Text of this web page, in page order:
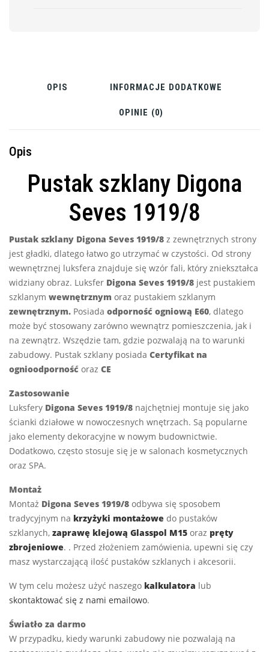
OPIS INFORMACJE DODATKOWE
OPINIE (0)
Opis
Pustak szklany Digona
Seves 1919/8
Pustak szklany Digona Seves 1919/8 z zewnętrznych strony
jest gładki, dlatego łatwo go utrzymać w czystości. Od strony
wewnętrznej luksfera znajduje się wzór fali, który zniekształca
widziany obraz. Luksfer Digona Seves 1919/8 jest pustakiem
szklanym wewnętrznym oraz pustakiem szklanym
zewnętrznym. Posiada odporność ogniową E60, dlatego
może być stosowany zarówno wewnątrz pomieszczenia, jak i
na zewnątrz. Wszędzie tam, gdzie pozwalają na to warunki
zabudowy. Pustak szklany posiada Certyfikat na
ognioodporność oraz CE
Zastosowanie
Luksfery Digona Seves 1919/8 najchętniej montuje się jako
ścianki działowe w nowoczesnych wnętrzach. Są popularne
jako elementy dekoracyjne w nowym budownictwie.
Dodatkowo, często stosuje się je w salonach kosmetycznych
oraz SPA.
Montaż
Montaż Digona Seves 1919/8 odbywa się sposobem
tradycyjnym na krzyżyki montażowe do pustaków
szklanych, zaprawę klejową Glasspol M15 oraz pręty
zbrojeniowe. . Przed złożeniem zamówienia, upewni się czy
masz wystarczającą ilość pustaków szklanych i akcesorii.
W tym celu możesz użyć naszego kalkulatora lub
skontaktować się z nami emailowo.
Światło za darmo
W przypadku, kiedy warunki zabudowy nie pozwalają na